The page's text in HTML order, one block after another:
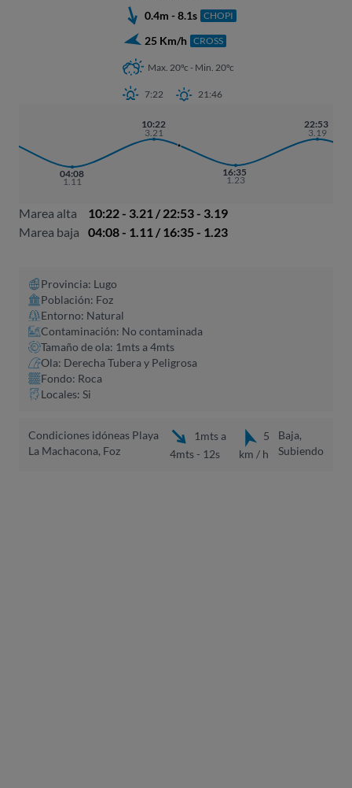
0.4m - 8.1s CHOPI
25 Km/h CROSS
Max. 20ºc - Min. 20ºc
7:22 21:46
04:08
1.11
10:22
3.21
16:35
1.23
22:53
3.19
Marea alta
10:22 - 3.21 / 22:53 - 3.19
Marea baja
04:08 - 1.11 / 16:35 - 1.23
Provincia: Lugo
Población: Foz
Entorno: Natural
Contaminación: No contaminada
Tamaño de ola: 1mts a 4mts
Ola: Derecha Tubera y Peligrosa
Fondo: Roca
Locales: Si
Condiciones idóneas Playa
La Machacona, Foz
1mts a
4mts - 12s
5
km / h
Baja,
Subiendo